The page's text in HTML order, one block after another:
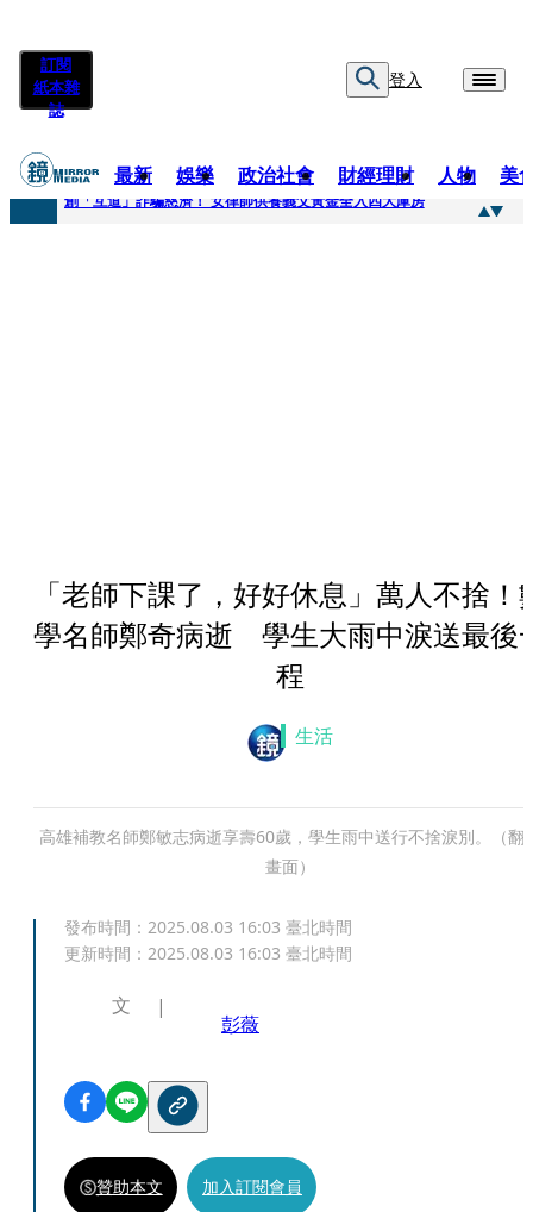
訂閱
紙本雜
誌
登入
最新 娛樂 政治社會 財經理財 人物 美
快訊
創「互道」詐騙慈濟！ 女律師供養義父黃金全入四大庫房
「老師下課了，好好休息」萬人不捨！
學名師鄭奇病逝 學生大雨中淚送最後
程
生活
高雄補教名師鄭敏志病逝享壽60歲，學生雨中送行不捨淚別。（翻
畫面）
發布時間： 2025.08.03 16:03 臺北時間
更新時間： 2025.08.03 16:03 臺北時間
文
彭薇
贊助本文 加入訂閱會員